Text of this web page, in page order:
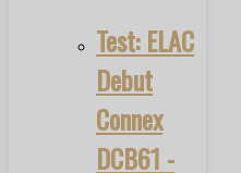
Test: ELAC
Debut
Connex
DCB61 -